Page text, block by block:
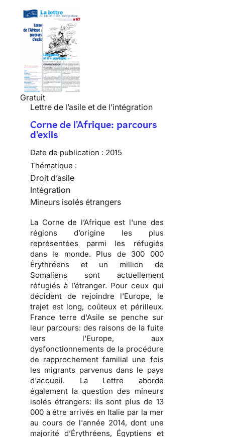
Gratuit
Lettre de l’asile et de l’intégration
Corne de l'Afrique: parcours
d'exils
Date de publication : 2015
Thématique :
Droit d’asile
Intégration
Mineurs isolés étrangers
La Corne de l’Afrique est l'une des
régions d’origine les plus
représentées parmi les réfugiés
dans le monde. Plus de 300 000
Érythréens et un million de
Somaliens sont actuellement
réfugiés à l’étranger. Pour ceux qui
décident de rejoindre l'Europe, le
trajet est long, coûteux et périlleux.
France terre d'Asile se penche sur
leur parcours: des raisons de la fuite
vers l'Europe, aux
dysfonctionnements de la procédure
de rapprochement familial une fois
les migrants parvenus dans le pays
d'accueil. La Lettre aborde
également la question des mineurs
isolés étrangers: ils sont plus de 13
000 à être arrivés en Italie par la mer
au cours de l'année 2014, dont une
majorité d’Érythréens, Égyptiens et